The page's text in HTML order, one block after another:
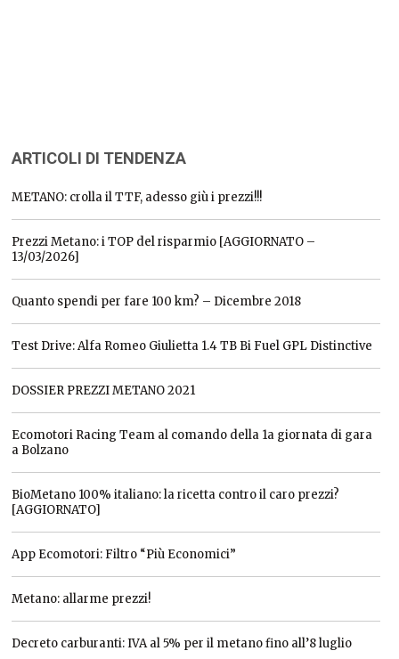
ARTICOLI DI TENDENZA
METANO: crolla il TTF, adesso giù i prezzi!!!
Prezzi Metano: i TOP del risparmio [AGGIORNATO –
13/03/2026]
Quanto spendi per fare 100 km? – Dicembre 2018
Test Drive: Alfa Romeo Giulietta 1.4 TB Bi Fuel GPL Distinctive
DOSSIER PREZZI METANO 2021
Ecomotori Racing Team al comando della 1a giornata di gara
a Bolzano
BioMetano 100% italiano: la ricetta contro il caro prezzi?
[AGGIORNATO]
App Ecomotori: Filtro “Più Economici”
Metano: allarme prezzi!
Decreto carburanti: IVA al 5% per il metano fino all’8 luglio